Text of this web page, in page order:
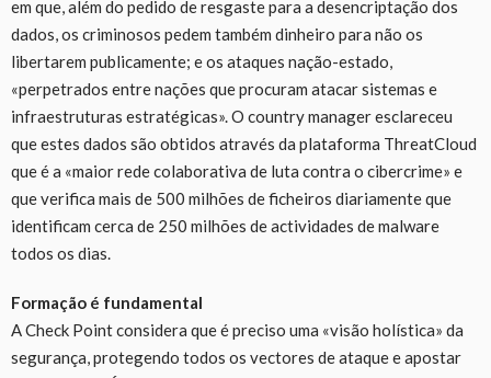
em que, além do pedido de resgaste para a desencriptação dos
dados, os criminosos pedem também dinheiro para não os
libertarem publicamente; e os ataques nação-estado,
«perpetrados entre nações que procuram atacar sistemas e
infraestruturas estratégicas». O country manager esclareceu
que estes dados são obtidos através da plataforma ThreatCloud
que é a «maior rede colaborativa de luta contra o cibercrime» e
que verifica mais de 500 milhões de ficheiros diariamente que
identificam cerca de 250 milhões de actividades de malware
todos os dias.
Formação é fundamental
A Check Point considera que é preciso uma «visão holística» da
segurança, protegendo todos os vectores de ataque e apostar